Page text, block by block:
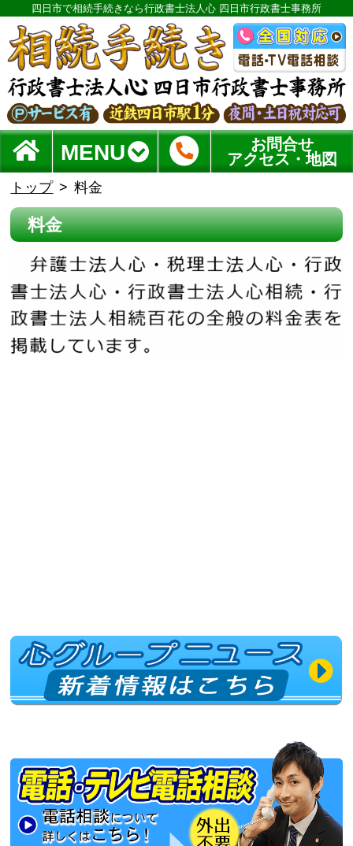
四日市で相続手続きなら行政書士法人心 四日市行政書士事務所
MENU
お問合せ
アクセス・地図
トップ 料金
料金